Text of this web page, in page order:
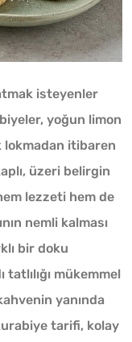
isteyenler
yoğun limon
lokmadan itibaren
üzeri belirgin
lezzeti hem de
nemli kalması
bir doku
mükemmel
yanında
tarifi, kolay